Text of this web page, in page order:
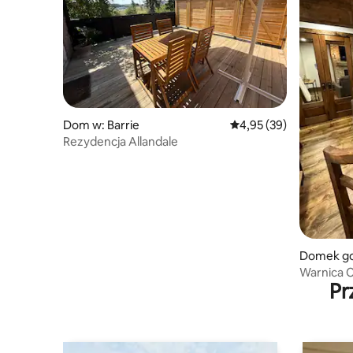
Dom w: Barrie Średnia ocena: 4,95
4,95 (39)
Rezydencja Allandale
Domek
Warnica